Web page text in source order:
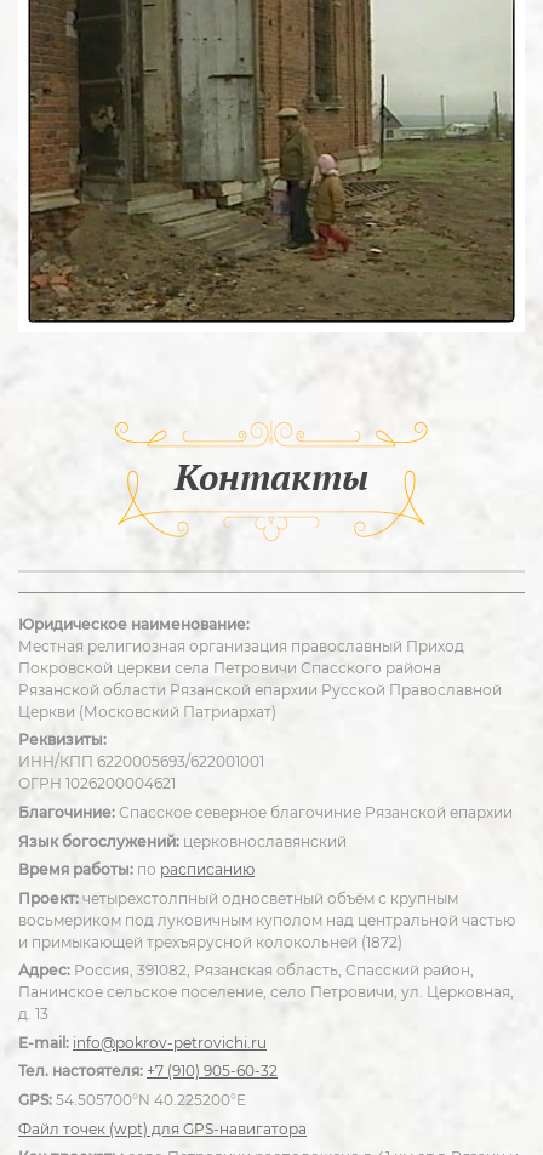
Контакты
Юридическое наименование:
Местная религиозная организация православный Приход
Покровской церкви села Петровичи Спасского района
Рязанской области Рязанской епархии Русской Православной
Церкви (Московский Патриархат)
Реквизиты:
ИНН/КПП 6220005693/622001001
ОГРН 1026200004621
Благочиние: Спасское северное благочиние Рязанской епархии
Язык богослужений: церковнославянский
Время работы: по расписанию
Проект: четырехстолпный односветный объём с крупным
восьмериком под луковичным куполом над центральной частью
и примыкающей трехъярусной колокольней (1872)
Адрес: Россия, 391082, Рязанская область, Спасский район,
Панинское сельское поселение, село Петровичи, ул. Церковная,
д. 13
E-mail: info@pokrov-petrovichi.ru
Тел. настоятеля: +7 (910) 905-60-32
GPS: 54.505700°N 40.225200°E
Файл точек (wpt) для GPS-навигатора